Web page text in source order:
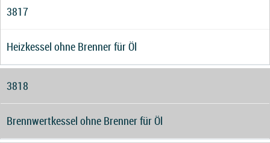
3817
Heizkessel ohne Brenner für Öl
3818
Brennwertkessel ohne Brenner für Öl